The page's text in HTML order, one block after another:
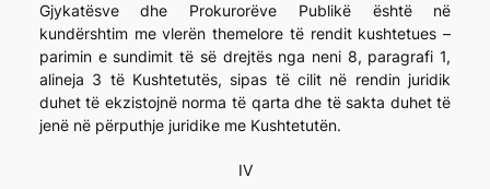
Gjykatësve dhe Prokurorëve Publikë është në
kundërshtim me vlerën themelore të rendit kushtetues –
parimin e sundimit të së drejtës nga neni 8, paragrafi 1,
alineja 3 të Kushtetutës, sipas të cilit në rendin juridik
duhet të ekzistojnë norma të qarta dhe të sakta duhet të
jenë në përputhje juridike me Kushtetutën.
IV